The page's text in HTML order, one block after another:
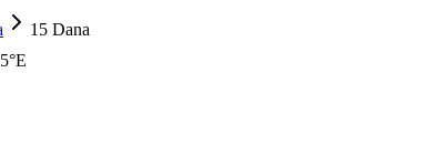
15 Dana
°E